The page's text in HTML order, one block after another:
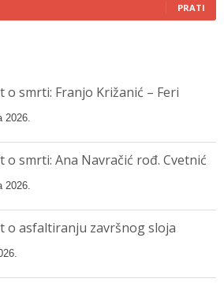
PRATI
o smrti: Franjo Križanić – Feri
2026.
o smrti: Ana Navračić rođ. Cvetnić
2026.
o asfaltiranju završnog sloja